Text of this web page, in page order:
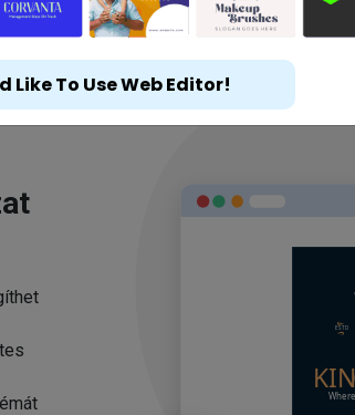
Like To Use Web Editor!